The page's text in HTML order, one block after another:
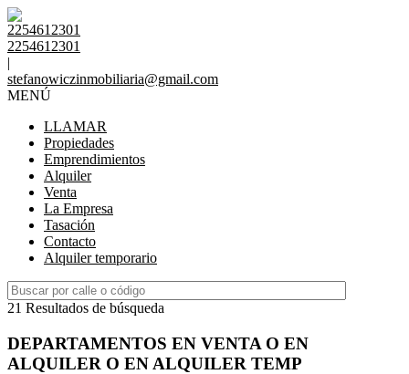
2254612301
2254612301
|
stefanowiczinmobiliaria@gmail.com
MENÚ
LLAMAR
Propiedades
Emprendimientos
Alquiler
Venta
La Empresa
Tasación
Contacto
Alquiler temporario
21 Resultados de búsqueda
DEPARTAMENTOS EN VENTA O EN
ALQUILER O EN ALQUILER TEMP